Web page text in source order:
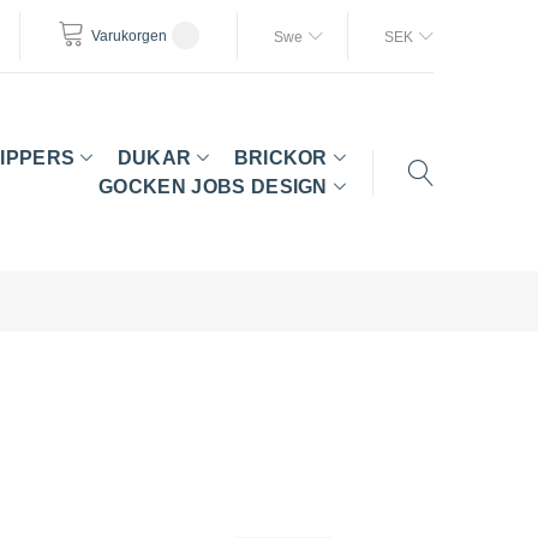
Swe SEK
Varukorgen
DUKAR
BRICKOR
GOCKEN JOBS DESIGN